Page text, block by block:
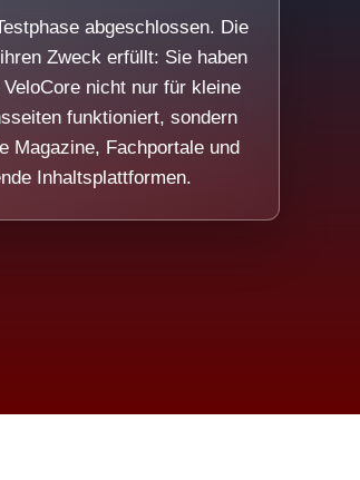
abgeschlossen. Die
Zweck erfüllt: Sie haben
nicht nur für kleine
funktioniert, sondern
Magazine, Fachportale und
Inhaltsplattformen.